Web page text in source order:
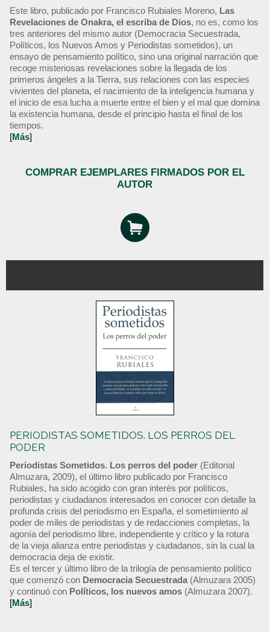
Este libro, publicado por Francisco Rubiales Moreno, Las
Revelaciones de Onakra, el escriba de Dios, no es, como los
tres anteriores del mismo autor (Democracia Secuestrada,
Políticos, los Nuevos Amos y Periodistas sometidos), un
ensayo de pensamiento político, sino una original narración que
recoge misteriosas revelaciones sobre la llegada de los
primeros ángeles a la Tierra, sus relaciones con las especies
vivientes del planeta, el nacimiento de la inteligencia humana y
el inicio de esa lucha a muerte entre el bien y el mal que domina
la existencia humana, desde el principio hasta el final de los
tiempos.
[Más]
COMPRAR EJEMPLARES FIRMADOS POR EL
AUTOR
PERIODISTAS SOMETIDOS. LOS PERROS DEL
PODER
Periodistas Sometidos. Los perros del poder (Editorial
Almuzara, 2009), el último libro publicado por Francisco
Rubiales, ha sido acogido con gran interés por políticos,
periodistas y ciudadanos interesados en conocer con detalle la
profunda crisis del periodismo en España, el sometimiento al
poder de miles de periodistas y de redacciones completas, la
agonía del periodismo libre, independiente y crítico y la rotura
de la vieja alianza entre periodistas y ciudadanos, sin la cual la
democracia deja de existir.
Es el tercer y último libro de la trilogía de pensamiento político
que comenzó con Democracia Secuestrada (Almuzara 2005)
y continuó con Políticos, los nuevos amos (Almuzara 2007).
[Más]